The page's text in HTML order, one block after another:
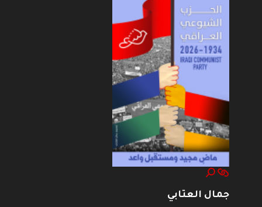
جمال العتابي